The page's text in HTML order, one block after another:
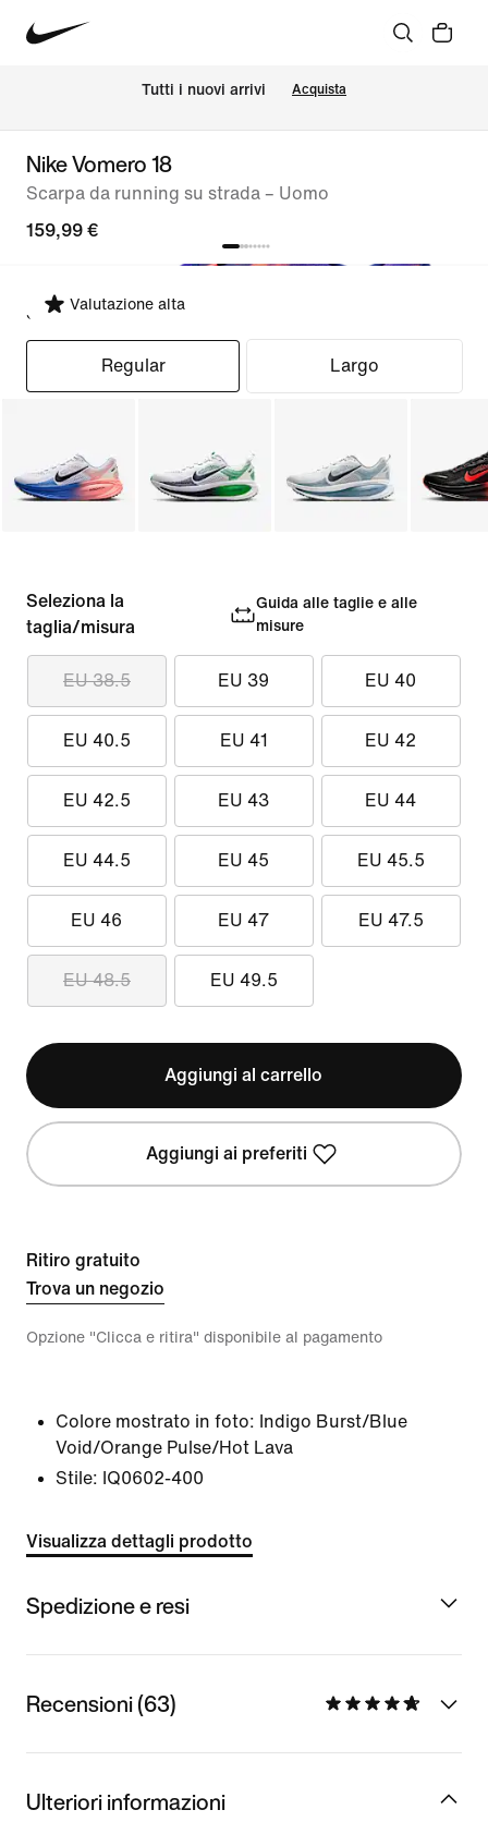
Tutti i nuovi arrivi Acquista
Nike Vomero 18
Scarpa da running su strada – Uomo
159,99 €
Valutazione alta
Seleziona fit
Regular Largo
Seleziona la
taglia/misura
Guida alle taglie e alle
misure
EU 38.5 EU 39 EU 40
EU 40.5 EU 41 EU 42
EU 42.5 EU 43 EU 44
EU 44.5 EU 45 EU 45.5
EU 46 EU 47 EU 47.5
EU 48.5 EU 49.5
Aggiungi al carrello
Aggiungi ai preferiti
Ritiro gratuito
Trova un negozio
Opzione "Clicca e ritira" disponibile al pagamento
Colore mostrato in foto: Indigo Burst/Blue
Void/Orange Pulse/Hot Lava
Stile: IQ0602-400
Visualizza dettagli prodotto
Spedizione e resi
Recensioni (63)
Ulteriori informazioni